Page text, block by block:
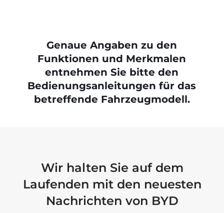
Genaue Angaben zu den
Funktionen und Merkmalen
entnehmen Sie bitte den
Bedienungsanleitungen für das
betreffende Fahrzeugmodell.
Wir halten Sie auf dem
Laufenden mit den neuesten
Nachrichten von BYD